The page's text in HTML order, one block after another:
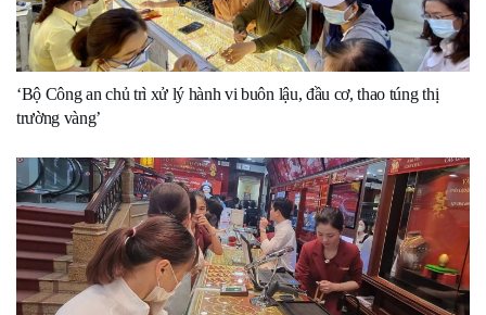
‘Bộ Công an chủ trì xử lý hành vi buôn lậu, đầu cơ, thao túng thị
trường vàng’